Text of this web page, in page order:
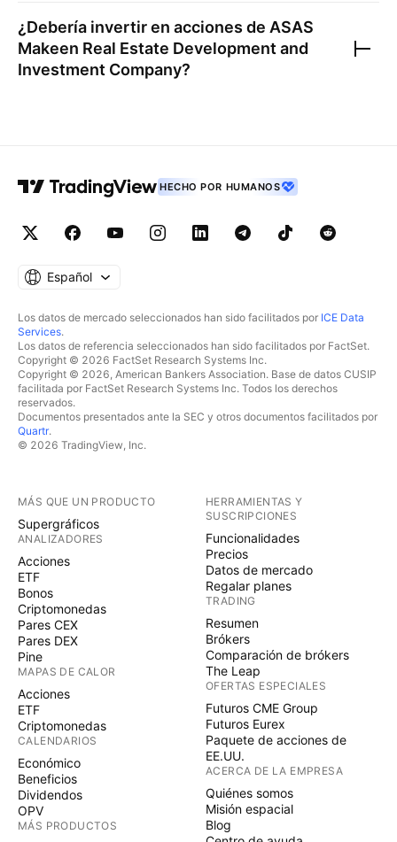
¿Debería invertir en acciones de ASAS
Makeen Real Estate Development and
Investment Company?
HECHO POR HUMANOS
Español
Los datos de mercado seleccionados han sido facilitados por ICE Data
Services.
Los datos de referencia seleccionados han sido facilitados por FactSet.
Copyright © 2026 FactSet Research Systems Inc.
Copyright © 2026, American Bankers Association. Base de datos CUSIP
facilitada por FactSet Research Systems Inc. Todos los derechos
reservados.
Documentos presentados ante la SEC y otros documentos facilitados por
Quartr.
© 2026 TradingView, Inc.
MÁS QUE UN PRODUCTO
Supergráficos
ANALIZADORES
Acciones
ETF
Bonos
Criptomonedas
Pares CEX
Pares DEX
Pine
MAPAS DE CALOR
Acciones
ETF
Criptomonedas
CALENDARIOS
Económico
Beneficios
Dividendos
OPV
MÁS PRODUCTOS
HERRAMIENTAS Y
SUSCRIPCIONES
Funcionalidades
Precios
Datos de mercado
Regalar planes
TRADING
Resumen
Brókers
Comparación de brókers
The Leap
OFERTAS ESPECIALES
Futuros CME Group
Futuros Eurex
Paquete de acciones de
EE.UU.
ACERCA DE LA EMPRESA
Quiénes somos
Misión espacial
Blog